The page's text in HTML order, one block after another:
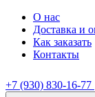
О нас
Доставка и
Как заказать
Контакты
+7 (930) 830-16-77